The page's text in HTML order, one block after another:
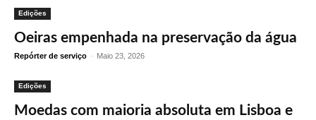
Edições
Oeiras empenhada na preservação da água
Repórter de serviço - Maio 23, 2026
Edições
Moedas com maioria absoluta em Lisboa e